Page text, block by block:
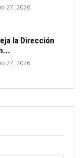
27, 2026
la Dirección
27, 2026